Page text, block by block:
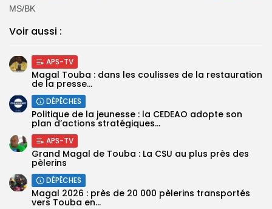
‎MS/BK
Voir aussi :
APS-TV
Magal Touba : dans les coulisses de la restauration
de la presse...
DÉPÊCHES
Politique de la jeunesse : la CEDEAO adopte son
plan d’actions stratégiques...
APS-TV
Grand Magal de Touba : La CSU au plus près des
pèlerins
DÉPÊCHES
Magal 2026 : près de 20 000 pèlerins transportés
vers Touba en...